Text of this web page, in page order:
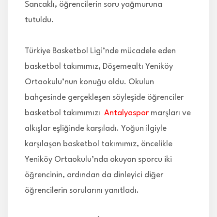
Sancaklı, öğrencilerin soru yağmuruna
tutuldu.
Türkiye Basketbol Ligi’nde mücadele eden
basketbol takımımız, Döşemealtı Yeniköy
Ortaokulu’nun konuğu oldu. Okulun
bahçesinde gerçekleşen söyleşide öğrenciler
basketbol takımımızı Antalyaspor marşları ve
alkışlar eşliğinde karşıladı. Yoğun ilgiyle
karşılaşan basketbol takımımız, öncelikle
Yeniköy Ortaokulu’nda okuyan sporcu iki
öğrencinin, ardından da dinleyici diğer
öğrencilerin sorularını yanıtladı.